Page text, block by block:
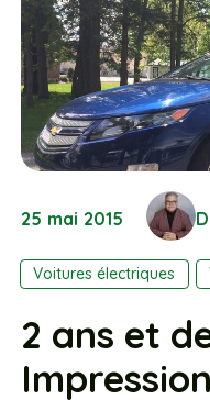
25 mai 2015
Voitures électriques
2 ans et